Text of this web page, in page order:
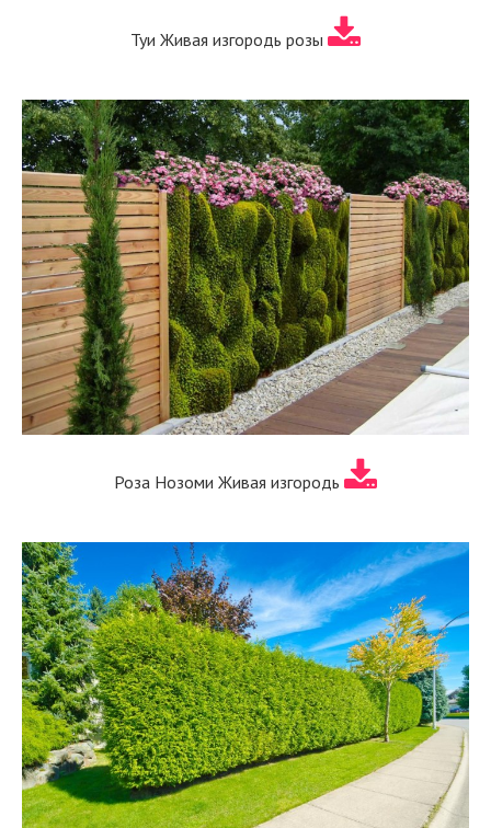
Туи Живая изгородь розы
Роза Нозоми Живая изгородь